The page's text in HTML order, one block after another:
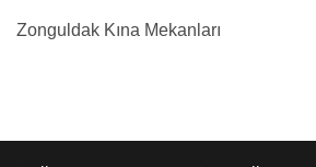
Zonguldak Kına Mekanları